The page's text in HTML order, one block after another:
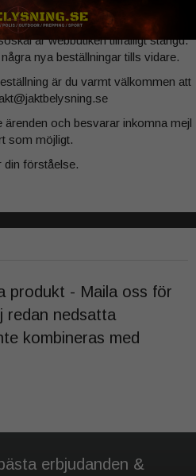
tillfälligt stängd
är webbutiken tillfälligt stängd.
nya beställningar tills vidare.
är du varmt välkommen att
ärenden och besvarar inkomna mejl
som möjligt.
din förståelse.
produkt - Maila oss för
redan nedsatta
kombineras med
erbjudanden &